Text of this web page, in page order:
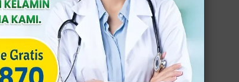
benjolan keras yang dapat
kol, dan bertekstur kasar.